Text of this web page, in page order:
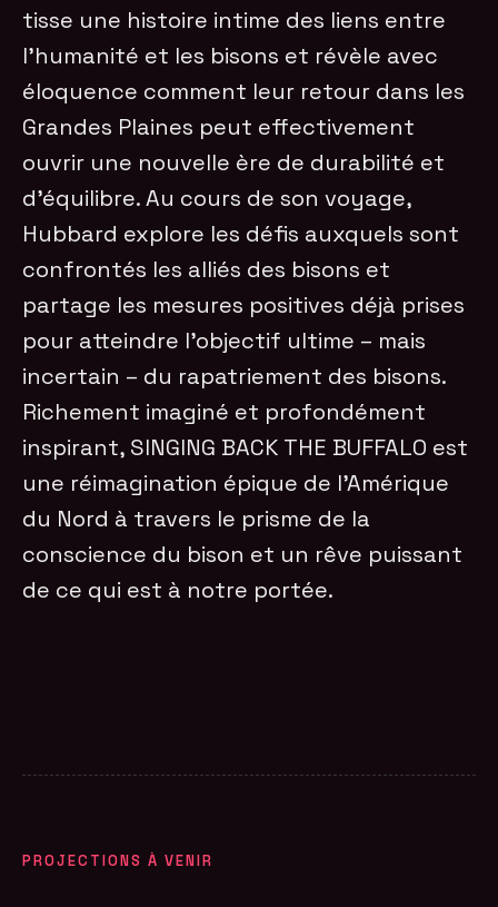
tisse une histoire intime des liens entre
l’humanité et les bisons et révèle avec
éloquence comment leur retour dans les
Grandes Plaines peut effectivement
ouvrir une nouvelle ère de durabilité et
d’équilibre. Au cours de son voyage,
Hubbard explore les défis auxquels sont
confrontés les alliés des bisons et
partage les mesures positives déjà prises
pour atteindre l’objectif ultime – mais
incertain – du rapatriement des bisons.
Richement imaginé et profondément
inspirant, SINGING BACK THE BUFFALO est
une réimagination épique de l’Amérique
du Nord à travers le prisme de la
conscience du bison et un rêve puissant
de ce qui est à notre portée.
PROJECTIONS À VENIR